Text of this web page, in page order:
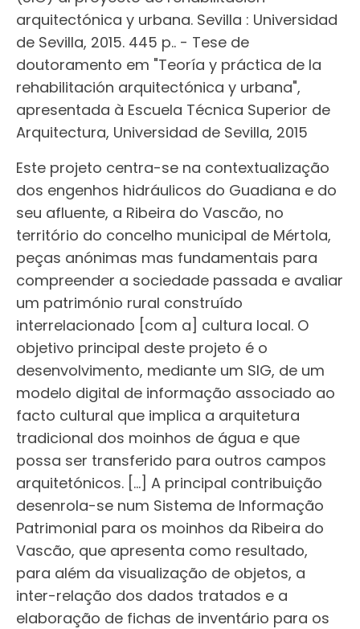
arquitectónica y urbana. Sevilla : Universidad
de Sevilla, 2015. 445 p.. - Tese de
doutoramento em "Teoría y práctica de la
rehabilitación arquitectónica y urbana",
apresentada à Escuela Técnica Superior de
Arquitectura, Universidad de Sevilla, 2015
Este projeto centra-se na contextualização
dos engenhos hidráulicos do Guadiana e do
seu afluente, a Ribeira do Vascão, no
território do concelho municipal de Mértola,
peças anónimas mas fundamentais para
compreender a sociedade passada e avaliar
um património rural construído
interrelacionado [com a] cultura local. O
objetivo principal deste projeto é o
desenvolvimento, mediante um SIG, de um
modelo digital de informação associado ao
facto cultural que implica a arquitetura
tradicional dos moinhos de água e que
possa ser transferido para outros campos
arquitetónicos. […] A principal contribuição
desenrola-se num Sistema de Informação
Patrimonial para os moinhos da Ribeira do
Vascão, que apresenta como resultado,
para além da visualização de objetos, a
inter-relação dos dados tratados e a
elaboração de fichas de inventário para os